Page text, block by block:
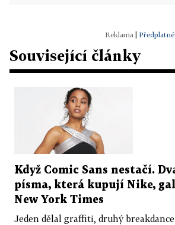
Související články
Když Comic Sans nestačí.
písma, která kupují Nike,
New York Times
Jeden dělal graffiti, druhý